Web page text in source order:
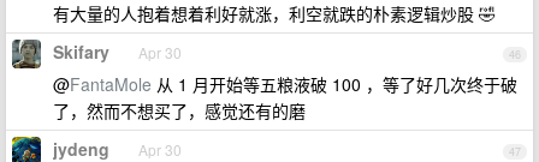
有大量的人抱着想着利好就涨，利空就跌的朴素逻辑炒股 🤣
46
Skifary Apr 30
@FantaMole 从 1 月开始等五粮液破 100 ，等了好几次终于破
了，然而不想买了，感觉还有的磨
47
jydeng Apr 30